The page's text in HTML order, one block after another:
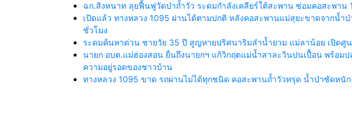
ฉก.สิงหนาท ลุยฟื้นฟูวัดป่าถ้ำวัว ระดมกำลังเคลียร์ใต้สะพาน ซ่อมคอสะพา
เปิดแล้ว ทางหลวง 1095 ผ่านได้ตามปกติ หลังคอสะพานแม่สุยะขาดจากน้ำป่
ชั่วโมง
ระดมค้นหาด่วน ชายวัย 35 ปี สูญหายปริศนาริมลำน้ำยวม แม่ลาน้อย เปิดศูน
นายก อบต.แม่ฮ่องสอน ยื่นถึงนายกฯ แก้วิกฤตแม่น้ำสาละวินปนเปื้อน พร้อ
ความอยู่รอดของชาวบ้าน
ทางหลวง 1095 ขาด รถผ่านไม่ได้ทุกชนิด คอสะพานถ้ำวัวทรุด น้ำป่าซัดหนัก